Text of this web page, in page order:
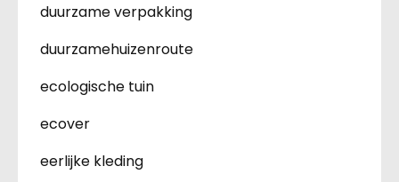
duurzame verpakking
duurzamehuizenroute
ecologische tuin
ecover
eerlijke kleding